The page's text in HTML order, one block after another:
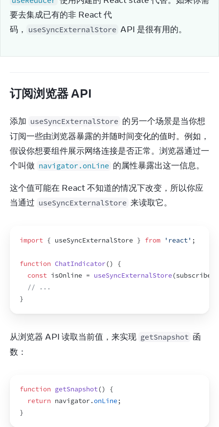
要去集成已有的非 React 代
码，
useSyncExternalStore API 是很有用的。
订阅浏览器 API
添加 useSyncExternalStore 的另一个场景是当你想
订阅一些由浏览器暴露的并随时间变化的值时。例如，
假设你想要组件展示网络连接是否正常。浏览器通过一
个叫做 navigator.onLine 的属性暴露出这一信息。
这个值可能在 React 不知道的情况下改变，所以你应
当通过 useSyncExternalStore 来读取它。
import { useSyncExternalStore } from 'react' ;
function ChatIndicator()
{
const isOnline = useSyncExternalStore(subscribe
// ...
}
从浏览器 API 读取当前值，来实现 getSnapshot 函
数：
function getSnapshot()
{
return navigator.onLine;
}